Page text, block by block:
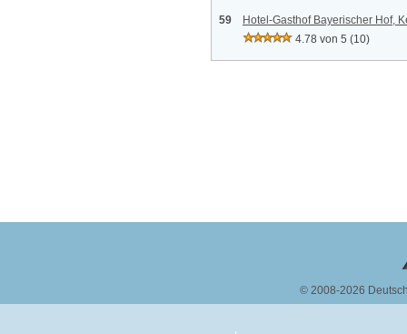
59
Hotel-Gasthof Bayerischer Hof,
4.78 von 5 (10)
© 2008-2026